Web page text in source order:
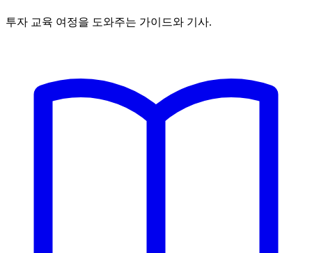
투자 교육 여정을 도와주는 가이드와 기사.